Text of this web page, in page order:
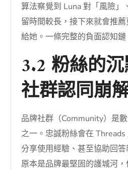
算法察覺到 Luna 對「風險」
留時間較長，接下來就會推
給她。一條完整的負面認知鏈
3.2 粉絲的
社群認同崩
品牌社群（Community）是
之一。忠誠粉絲會在 Threads
分享使用經驗、甚至協助回
原本是品牌最堅固的護城河